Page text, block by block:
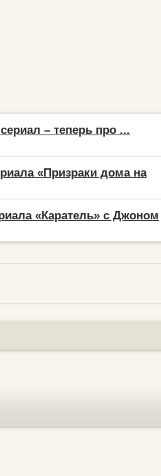
– теперь про ...
«Призраки дома на
«Каратель» с Джоном